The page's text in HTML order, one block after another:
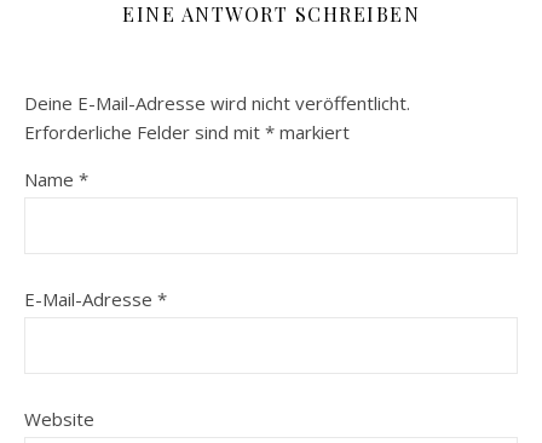
EINE ANTWORT SCHREIBEN
Deine E-Mail-Adresse wird nicht veröffentlicht.
Erforderliche Felder sind mit * markiert
Name *
E-Mail-Adresse *
Website